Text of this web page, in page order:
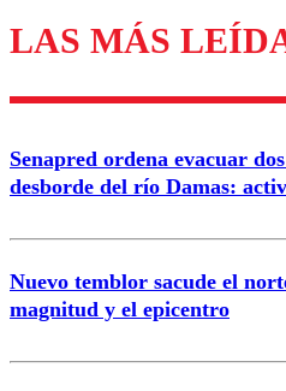
Los comentarios son
diálogo
Nombre
Correo
LAS MÁS
Senapred ordena evacuar
desborde del río Damas:
Nuevo temblor sacude el
magnitud y el epicentro